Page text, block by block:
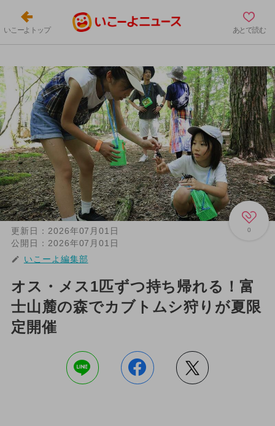
いこーよトップ あとで読む
0
更新日： 2026年07月01日
公開日： 2026年07月01日
いこーよ編集部
オス・メス1匹ずつ持ち帰れる！富
士山麓の森でカブトムシ狩りが夏限
定開催